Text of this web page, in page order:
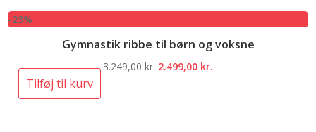
-23%
Gymnastik ribbe til børn og voksne
3.249,00kr. Den
2.499,00 kr.
Tilføj til kurv